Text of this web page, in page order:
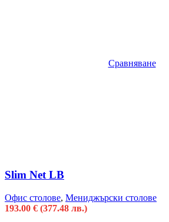
Сравняване
Slim Net LB
Офис столове, Мениджърски столове
193.00 € (377.48 лв.)